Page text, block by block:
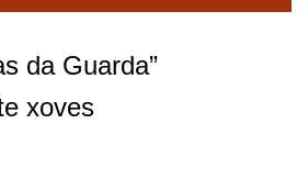
da Guarda”
xoves